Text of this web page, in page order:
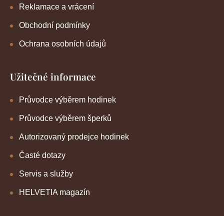
Reklamace a vrácení
Obchodní podmínky
Ochrana osobních údajů
Užitečné informace
Průvodce výběrem hodinek
Průvodce výběrem šperků
Autorizovaný prodejce hodinek
Časté dotazy
Servis a služby
HELVETIA magazín